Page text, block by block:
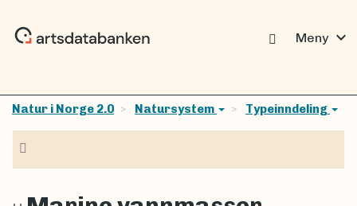
Meny expand_more
Natur i Norge 2.0 Natursystem Typeinndeling